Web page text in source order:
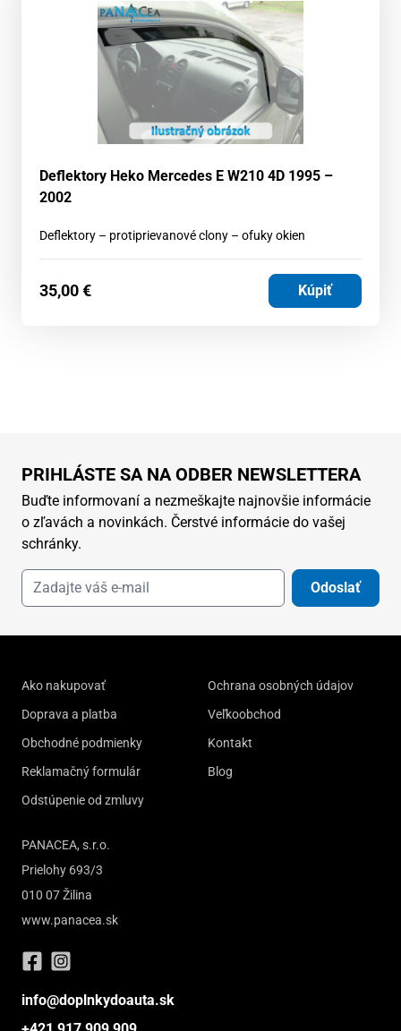
Deflektory Heko Mercedes E W210 4D 1995 –
2002
Deflektory – protiprievanové clony – ofuky okien
35,00€ Kúpiť
PRIHLÁSTE SA NA ODBER NEWSLETTERA
Buďte informovaní a nezmeškajte najnovšie informácie
o zľavách a novinkách. Čerstvé informácie do vašej
schránky.
Odoslať
Ako nakupovať
Doprava a platba
Obchodné podmienky
Reklamačný formulár
Odstúpenie od zmluvy
Ochrana osobných údajov
Veľkoobchod
Kontakt
Blog
PANACEA, s.r.o.
Prielohy 693/3
010 07 Žilina
www.panacea.sk
info@doplnkydoauta.sk